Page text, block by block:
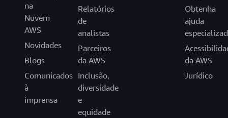
na
Nuvem
AWS
Novidades
Blogs
Comunicados
à
imprensa
Relatórios
de
analistas
Parceiros
da AWS
Inclusão,
diversidade
e
equidade
Obtenha
ajuda
da AWS
Jurídico